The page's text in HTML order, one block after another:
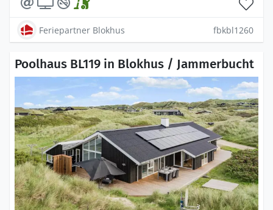
Feriepartner Blokhus fbkbl1260
Poolhaus BL119 in Blokhus / Jammerbucht